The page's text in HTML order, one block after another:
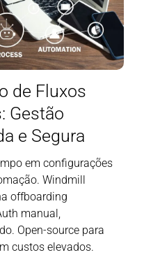
de Fluxos
Gestão
e Segura
em configurações
Windmill
offboarding
manual,
Open-source para
custos elevados.